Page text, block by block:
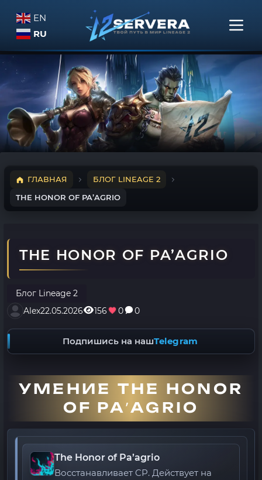
EN
RU
ГЛАВНАЯ
БЛОГ LINEAGE 2
THE HONOR OF PA’AGRIO
THE HONOR OF PA’AGRIO
Блог Lineage 2
Alex22.05.2026 156 0 0
Подпишись на нашTelegram
УМЕНИЕ THE HONOR
OF PA’AGRIO
The Honor of Pa’agrio
Восстанавливает CP. Действует на